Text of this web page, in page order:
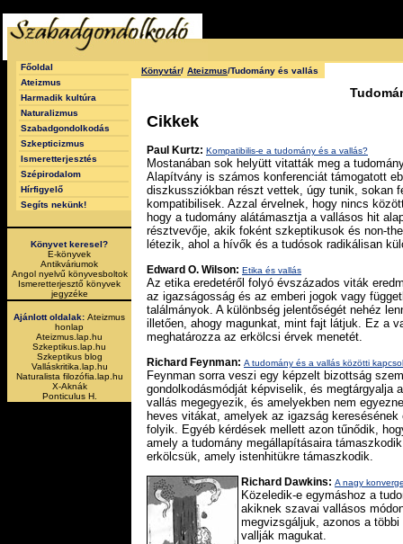
Főoldal
Ateizmus
Harmadik kultúra
Naturalizmus
Szabadgondolkodás
Szkepticizmus
Ismeretterjesztés
Szépirodalom
Hírfigyelő
Segíts nekünk!
Könyvet keresel?
E-könyvek
Antikváriumok
Angol nyelvű könyvesboltok
Ismeretterjesztő könyvek
jegyzéke
Ajánlott oldalak: Ateizmus
honlap
Ateizmus.lap.hu
Szkeptikus.lap.hu
Szkeptikus blog
Valláskritika.lap.hu
Naturalista filozófia.lap.hu
X-Aknák
Ponticulus H.
Könyvtár/ Ateizmus/Tudomány és vallás
Cikkek
Paul Kurtz: Kompatibilis-e a tudomány és a vallás?
Mostanában sok helyütt vitatták meg a
Alapítvány is számos konferenciát támogatott
diszkussziókban részt vettek, úgy tunik, sokan
kompatibilisek. Azzal érvelnek, hogy nincs
hogy a tudomány alátámasztja a vallásos hit
résztvevője, akik foként szkeptikusok és non-
létezik, ahol a hívők és a tudósok radikálisan
Edward O. Wilson: Etika és vallás
Az etika eredetéről folyó évszázados viták
az igazságosság és az emberi jogok vagy
találmányok. A különbség jelentőségét nehéz
illetően, ahogy magunkat, mint fajt látjuk. Ez a
meghatározza az erkölcsi érvek menetét.
Richard Feynman: A tudomány és a vallás közötti
Feynman sorra veszi egy képzelt bizottság
gondolkodásmódját képviselik, és megtárgyalja
vallás megegyezik, és amelyekben nem
heves vitákat, amelyek az igazság
folyik. Egyéb kérdések mellett azon tűnődik,
amely a tudomány megállapításaira
erkölcsük, amely istenhitükre támaszkodik.
Richard Dawkins: A nagy
Közeledik-e egymáshoz a
akiknek szavai vallásos
megvizsgáljuk, azonos a
vallják magukat.